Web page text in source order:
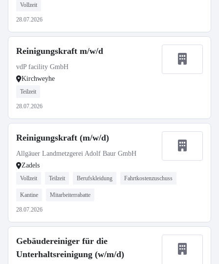
Vollzeit
28.07.2026
Reinigungskraft m/w/d
vdP facility GmbH
Kirchweyhe
Teilzeit
28.07.2026
Reinigungskraft (m/w/d)
Allgäuer Landmetzgerei Adolf Baur GmbH
Zadels
Vollzeit Teilzeit Berufskleidung Fahrtkostenzuschuss
Kantine Mitarbeiterrabatte
28.07.2026
Gebäudereiniger für die
Unterhaltsreinigung (w/m/d)